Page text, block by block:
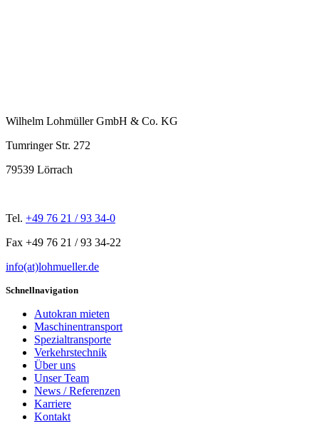
Wilhelm Lohmüller GmbH & Co. KG
Tumringer Str. 272
79539 Lörrach
Tel. +49 76 21 / 93 34-0
Fax +49 76 21 / 93 34-22
info(at)lohmueller.de
Schnellnavigation
Autokran mieten
Maschinentransport
Spezialtransporte
Verkehrstechnik
Über uns
Unser Team
News / Referenzen
Karriere
Kontakt